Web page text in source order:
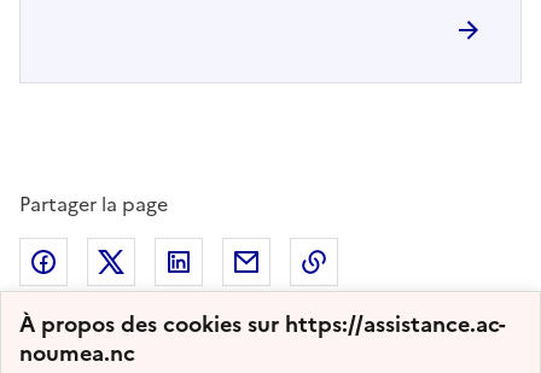
À propos des cookies sur https://assistance.ac-
noumea.nc
Partager la page
Partager sur Facebook
Partager sur Twitter
Partager sur LinkedIn
Partager par email